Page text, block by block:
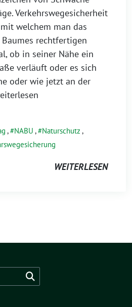
Verkehrswegesicherheit
welchem man das
rechtfertigen
ob in seiner Nähe ein
verläuft oder es sich
oder wie jetzt an der
, NABU , Naturschutz ,
WEITERLESEN